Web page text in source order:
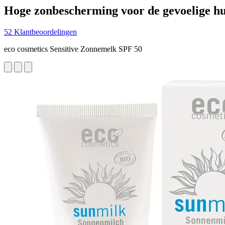
Hoge zonbescherming voor de gevoelige
52 Klantbeoordelingen
eco cosmetics Sensitive Zonnemelk SPF 50